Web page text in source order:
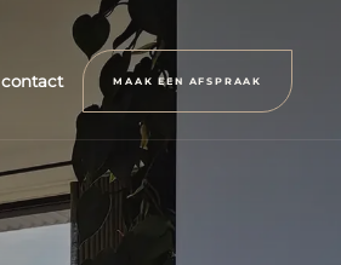
contact MAAK EEN AFSPRAAK